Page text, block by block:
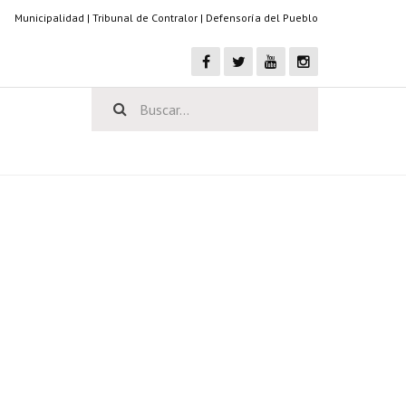
Municipalidad | Tribunal de Contralor | Defensoría del Pueblo